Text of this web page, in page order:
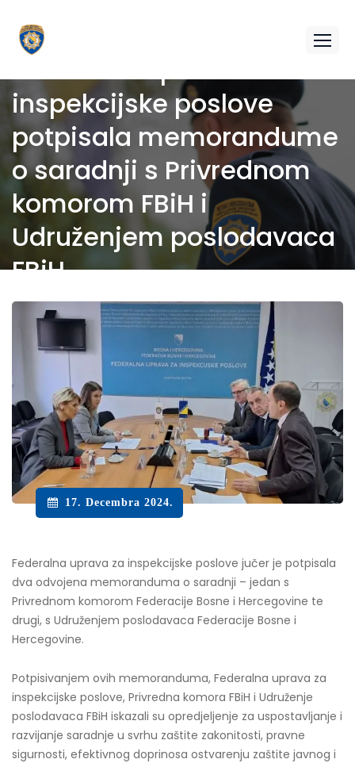
Federalna uprava za
inspekcijske poslove
potpisala memorandume
o saradnji s Privrednom
komorom FBiH i
Udruženjem poslodavaca
FBiH
17. Decembra 2024.
Federalna uprava za inspekcijske poslove jučer je potpisala
dva odvojena memoranduma o saradnji – jedan s
Privrednom komorom Federacije Bosne i Hercegovine te
drugi, s Udruženjem poslodavaca Federacije Bosne i
Hercegovine.
Potpisivanjem ovih memoranduma, Federalna uprava za
inspekcijske poslove, Privredna komora FBiH i Udruženje
poslodavaca FBiH iskazali su opredjeljenje za uspostavljanje i
razvijanje saradnje u svrhu zaštite zakonitosti, pravne
sigurnosti, efektivnog doprinosa ostvarenju zaštite javnog i